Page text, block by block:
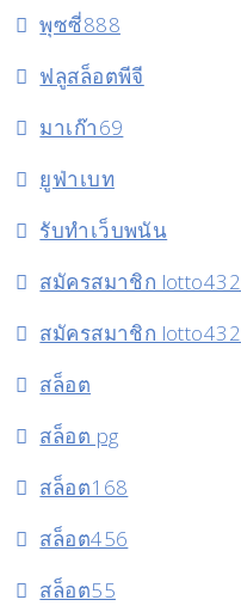
พุซซี่888
ฟลูสล็อตพีจี
มาเก๊า69
ยูฟ่าเบท
รับทำเว็บพนัน
สมัครสมาชิก lotto432
สมัครสมาชิก lotto432
สล็อต
สล็อต pg
สล็อต168
สล็อต456
สล็อต55